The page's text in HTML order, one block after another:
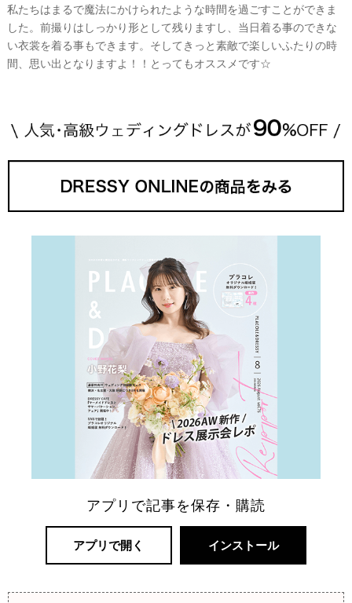
私たちはまるで魔法にかけられたような時間を過ごすことができま
した。前撮りはしっかり形として残りますし、当日着る事のできな
い衣裳を着る事もできます。そしてきっと素敵で楽しいふたりの時
間、思い出となりますよ！！とってもオススメです☆
アプリで記事を保存・購読
アプリで開く インストール